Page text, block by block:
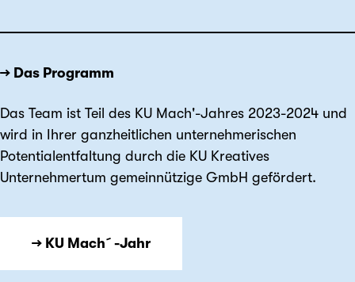
→ Das Programm
Das Team ist Teil des KU Mach'-Jahres 2023-2024 und
wird in Ihrer ganzheitlichen unternehmerischen
Potentialentfaltung durch die KU Kreatives
Unternehmertum gemeinnützige GmbH gefördert.
→ KU Mach´-Jahr